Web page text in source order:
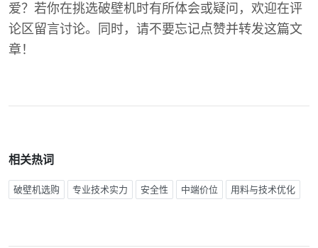
爱？若你在挑选破壁机时有所体会或疑问，欢迎在评
论区留言讨论。同时，请不要忘记点赞并转发这篇文
章！
相关热词
破壁机选购 专业技术实力 安全性 中端价位 用料与技术优化